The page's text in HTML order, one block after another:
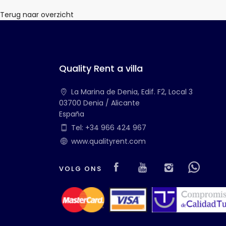
Terug naar overzicht
Quality Rent a villa
La Marina de Denia, Edif. F2, Local 3
03700 Denia / Alicante
España
Tel: +34 966 424 967
www.qualityrent.com
VOLG ONS Visit our Facebook
Visit ourVisit